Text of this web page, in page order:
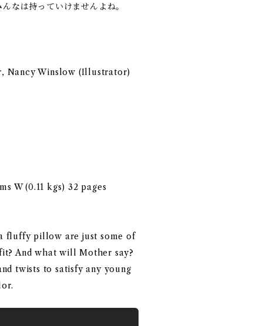
なは持っていけませんよね。
Nancy Winslow (Illustrator)
W (0.11 kgs) 32 pages
fluffy pillow are just some of
And what will Mother say?
twists to satisfy any young